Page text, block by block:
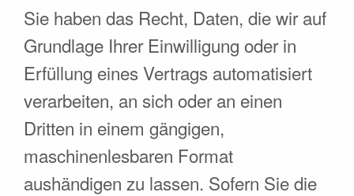
Sie haben das Recht, Daten, die wir auf
Grundlage Ihrer Einwilligung oder in
Erfüllung eines Vertrags automatisiert
verarbeiten, an sich oder an einen
Dritten in einem gängigen,
maschinenlesbaren Format
aushändigen zu lassen. Sofern Sie die